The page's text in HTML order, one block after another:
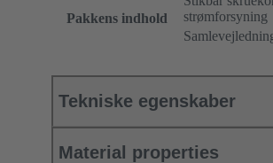
Pakkens indhold
strømforsyning
Tekniske egenskaber
Material properties